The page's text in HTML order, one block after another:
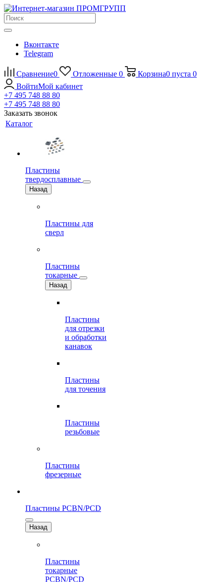
Вконтакте
Telegram
Сравнение0 Отложенные 0 Корзина0 пуста 0
ВойтиМой кабинет
+7 495 748 88 80
+7 495 748 88 80
Заказать звонок
Каталог
Пластины
твердосплавные
Назад
Пластины для
сверл
Пластины
токарные
Назад
Пластины
для отрезки
и обработки
канавок
Пластины
для точения
Пластины
резьбовые
Пластины
фрезерные
Пластины PCBN/PCD
Назад
Пластины
токарные
PCBN/PCD